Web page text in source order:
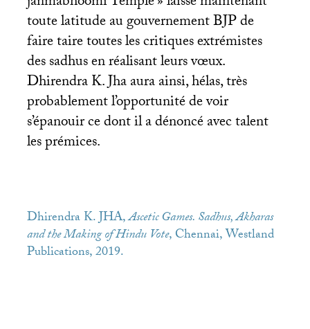
toute latitude au gouvernementBJPde
faire taire toutes les critiques extrémistes
des sadhus en réalisant leurs vœux.
Dhirendra K. Jha aura ainsi, hélas, très
probablement l’opportunité de voir
s’épanouir ce dont il a dénoncé avec talent
les prémices.
Dhirendra K.JHA,Ascetic Games. Sadhus, Akharas
and the Making of Hindu Vote, Chennai, Westland
Publications, 2019.